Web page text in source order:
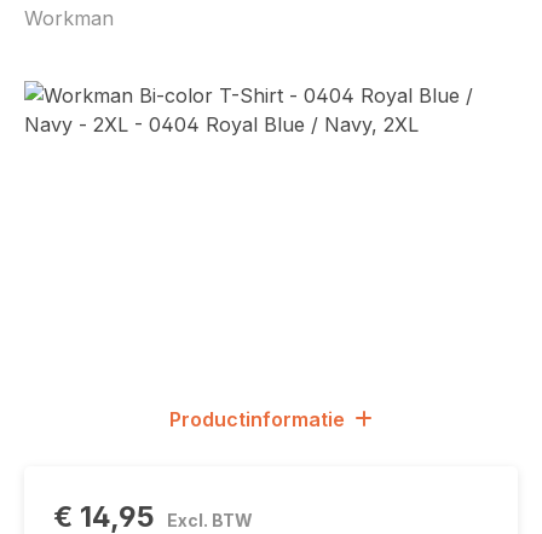
Workman
Afbeeldingengalerij overslaan
Productinformatie
€ 14,95 Excl. BTW